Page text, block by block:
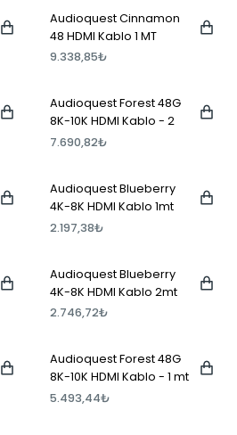
Audioquest Cinnamon
48 HDMI Kablo 1 MT
9.338,85₺
Audioquest Forest 48G
8K-10K HDMI Kablo - 2
mt
7.690,82₺
Audioquest Blueberry
4K-8K HDMI Kablo 1mt
2.197,38₺
Audioquest Blueberry
4K-8K HDMI Kablo 2mt
2.746,72₺
Audioquest Forest 48G
8K-10K HDMI Kablo - 1 mt
5.493,44₺